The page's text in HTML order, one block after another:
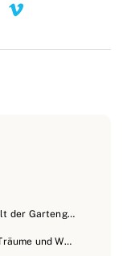
1. Einleitung: Willkommen in der Welt der Gartengestaltung!
2. Der erste Schritt: Was sind eure Träume und Wünsche?